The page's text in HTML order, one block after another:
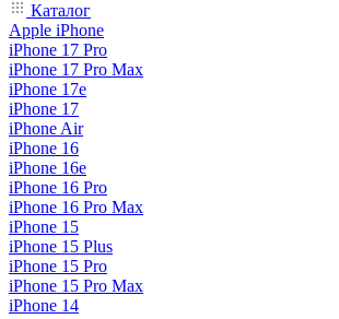
Каталог
Apple iPhone
iPhone 17 Pro
iPhone 17 Pro Max
iPhone 17e
iPhone 17
iPhone Air
iPhone 16
iPhone 16e
iPhone 16 Pro
iPhone 16 Pro Max
iPhone 15
iPhone 15 Plus
iPhone 15 Pro
iPhone 15 Pro Max
iPhone 14